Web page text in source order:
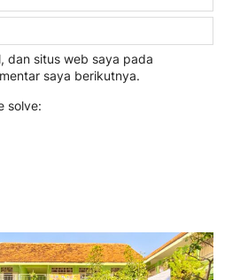
dan situs web saya pada
saya berikutnya.
solve: